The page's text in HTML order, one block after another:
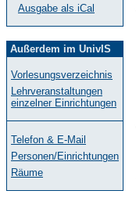
Ausgabe als iCal
Außerdem im UnivIS
Vorlesungsverzeichnis
Lehrveranstaltungen
einzelner Einrichtungen
Telefon & E-Mail
Personen/Einrichtungen
Räume